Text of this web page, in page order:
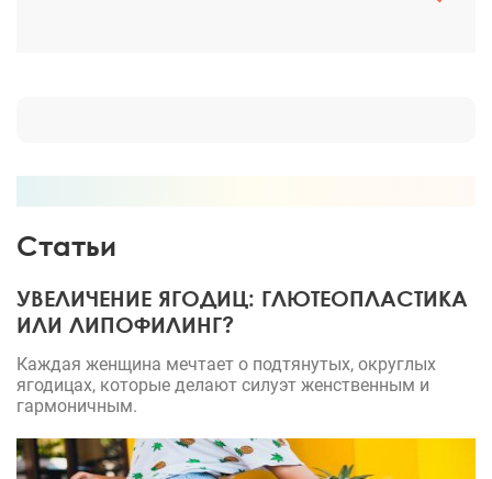
Статьи
УВЕЛИЧЕНИЕ ЯГОДИЦ: ГЛЮТЕОПЛАСТИКА
ИЛИ ЛИПОФИЛИНГ?
Каждая женщина мечтает о подтянутых, округлых
ягодицах, которые делают силуэт женственным и
гармоничным.